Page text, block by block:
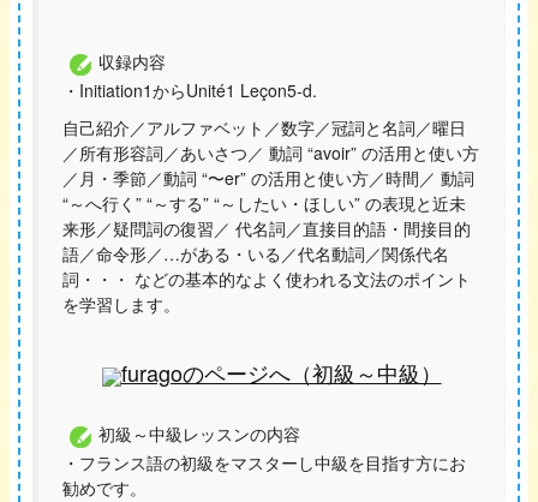
収録内容
・Initiation1からUnité1 Leçon5-d.
自己紹介／アルファベット／数字／冠詞と名詞／曜日
／所有形容詞／あいさつ／ 動詞 “avoir” の活用と使い方
／月・季節／動詞 “〜er” の活用と使い方／時間／ 動詞
“～へ行く” “～する” “～したい・ほしい” の表現と近未
来形／疑問詞の復習／ 代名詞／直接目的語・間接目的
語／命令形／…がある・いる／代名動詞／関係代名
詞・・・ などの基本的なよく使われる文法のポイント
を学習します。
furagoのページへ（初級～中級）
初級～中級レッスンの内容
・フランス語の初級をマスターし中級を目指す方にお
勧めです。